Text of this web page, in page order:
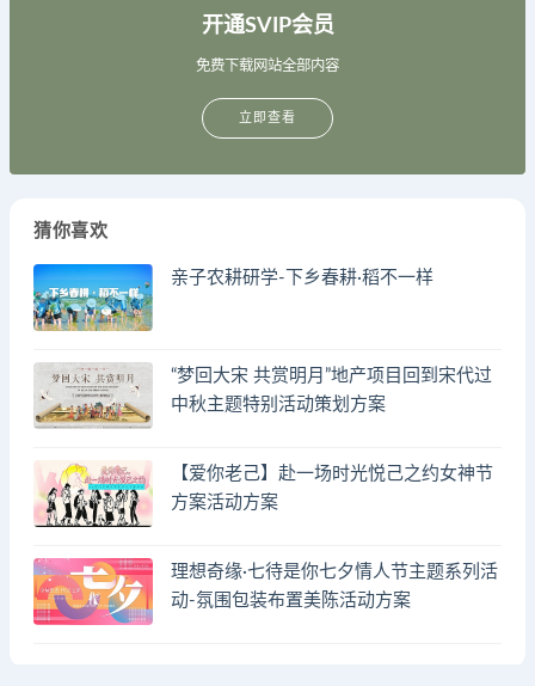
开通SVIP会员
免费下载网站全部内容
立即查看
猜你喜欢
亲子农耕研学-下乡春耕·稻不一样
“梦回大宋 共赏明月”地产项目回到宋代过
中秋主题特别活动策划方案
【爱你老己】赴一场时光悦己之约女神节
方案活动方案
理想奇缘·七待是你七夕情人节主题系列活
动-氛围包装布置美陈活动方案